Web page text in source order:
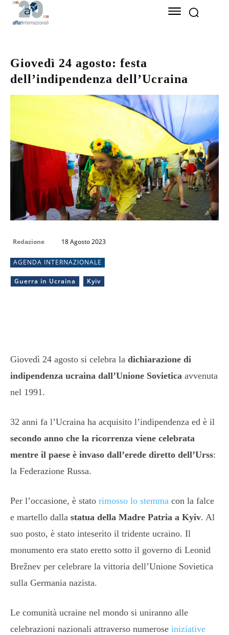
Giovedì 24 agosto: festa
dell’indipendenza dell’Ucraina
Redazione 18 Agosto 2023
AGENDA INTERNAZIONALE
Guerra in Ucraina Kyiv
Giovedì 24 agosto si celebra la dichiarazione di
indipendenza ucraina dall’Unione Sovietica avvenuta
nel 1991.
32 anni fa l’Ucraina ha acquisito l’indipendenza ed è il
secondo anno che la ricorrenza viene celebrata
mentre il paese è invaso dall’erede diretto dell’Urss:
la Federazione Russa.
Per l’occasione, è stato rimosso lo stemma con la falce
e martello dalla statua della Madre Patria a Kyiv. Al
suo posto, è stato inteserito il tridente ucraino. Il
monumento era stato eretto sotto il governo di Leonid
Brežnev per celebrare la vittoria dell’Unione Sovietica
sulla Germania nazista.
Le comunità ucraine nel mondo si uniranno alle
celebrazioni nazionali attraverso numerose iniziative